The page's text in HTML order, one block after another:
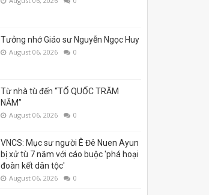
Tưởng nhớ Giáo sư Nguyễn Ngọc Huy
August 06, 2026 0
Từ nhà tù đến “TỔ QUỐC TRĂM
NĂM”
August 06, 2026 0
VNCS: Mục sư người Ê Đê Nuen Ayun
bị xử tù 7 năm với cáo buộc 'phá hoại
đoàn kết dân tộc'
August 06, 2026 0